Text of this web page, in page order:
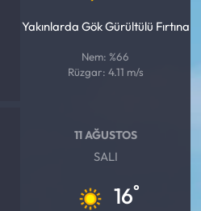
Yakınlarda Gök Gürültülü Fırtına
Nem: %66
Rüzgar: 4.11 m/s
11 AĞUSTOS
SALI
16°